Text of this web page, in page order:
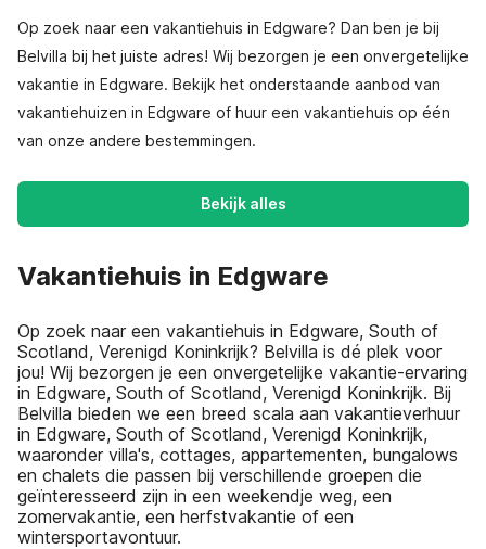
Op zoek naar een vakantiehuis in Edgware? Dan ben je bij
Belvilla bij het juiste adres! Wij bezorgen je een onvergetelijke
vakantie in Edgware. Bekijk het onderstaande aanbod van
vakantiehuizen in Edgware of huur een vakantiehuis op één
van onze andere bestemmingen.
Bekijk alles
Vakantiehuis in Edgware
Op zoek naar een vakantiehuis in Edgware, South of
Scotland, Verenigd Koninkrijk? Belvilla is dé plek voor
jou! Wij bezorgen je een onvergetelijke vakantie-ervaring
in Edgware, South of Scotland, Verenigd Koninkrijk. Bij
Belvilla bieden we een breed scala aan vakantieverhuur
in Edgware, South of Scotland, Verenigd Koninkrijk,
waaronder villa's, cottages, appartementen, bungalows
en chalets die passen bij verschillende groepen die
geïnteresseerd zijn in een weekendje weg, een
zomervakantie, een herfstvakantie of een
wintersportavontuur.